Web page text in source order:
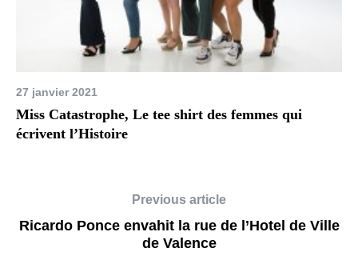
27 janvier 2021
Miss Catastrophe, Le tee shirt des femmes qui
écrivent l’Histoire
Previous article
Ricardo Ponce envahit la rue de l’Hotel de Ville
de Valence